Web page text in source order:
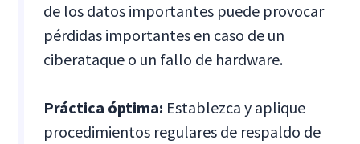
de los datos importantes puede provocar
pérdidas importantes en caso de un
ciberataque o un fallo de hardware.
Práctica óptima: Establezca y aplique
procedimientos regulares de respaldo de